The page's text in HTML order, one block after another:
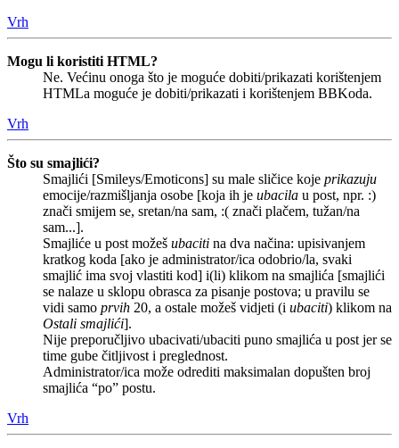
Vrh
Mogu li koristiti HTML?
Ne. Većinu onoga što je moguće dobiti/prikazati korištenjem
HTMLa moguće je dobiti/prikazati i korištenjem BBKoda.
Vrh
Što su smajlići?
Smajlići [Smileys/Emoticons] su male sličice koje prikazuju
emocije/razmišljanja osobe [koja ih je ubacila u post, npr. :)
znači smijem se, sretan/na sam, :( znači plačem, tužan/na
sam...].
Smajliće u post možeš ubaciti na dva načina: upisivanjem
kratkog koda [ako je administrator/ica odobrio/la, svaki
smajlić ima svoj vlastiti kod] i(li) klikom na smajlića [smajlići
se nalaze u sklopu obrasca za pisanje postova; u pravilu se
vidi samo prvih 20, a ostale možeš vidjeti (i ubaciti) klikom na
Ostali smajlići].
Nije preporučljivo ubacivati/ubaciti puno smajlića u post jer se
time gube čitljivost i preglednost.
Administrator/ica može odrediti maksimalan dopušten broj
smajlića “po” postu.
Vrh